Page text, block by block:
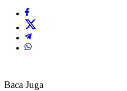
Baca Juga